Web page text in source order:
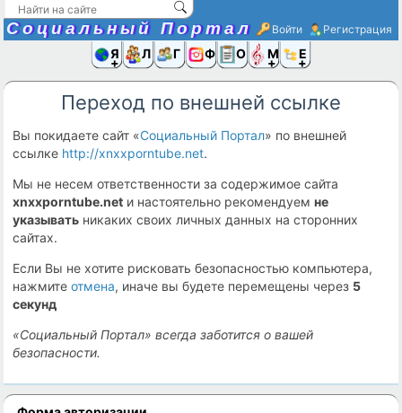
Социальный Портал Войти Регистрация
Я иЛюди
Группы
Фото Ещё
Переход по внешней ссылке
Вы покидаете сайт «Социальный Портал» по внешней
ссылке http://xnxxporntube.net.
Мы не несем ответственности за содержимое сайта
xnxxporntube.net и настоятельно рекомендуемне
указывать никаких своих личных данных на сторонних
сайтах.
Если Вы не хотите рисковать безопасностью компьютера,
нажмитеотмена, иначе вы будете перемещены через 5
секунд
«Социальный Портал» всегда заботится о вашей
безопасности.